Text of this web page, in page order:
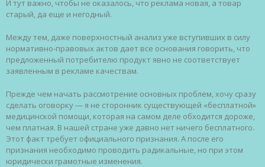
И тут важно, чтобы не оказалось, что реклама новая, а товар
старый, да еще и негодный.
Между тем, даже поверхностный анализ уже вступивших в силу
нормативно-правовых актов дает все основания говорить, что
предложенный потребителю продукт явно не соответствует
заявленным в рекламе качествам.
Прежде чем начать рассмотрение основных проблем, хочу сразу
сделать оговорку — я не сторонник существующей «бесплатной»
медицинской помощи, которая на самом деле обходится дороже,
чем платная. В нашей стране уже давно нет ничего бесплатного.
Этот факт требует официального признания. А после его
признания необходимо проводить радикальные, но при этом
юридически грамотные изменения.